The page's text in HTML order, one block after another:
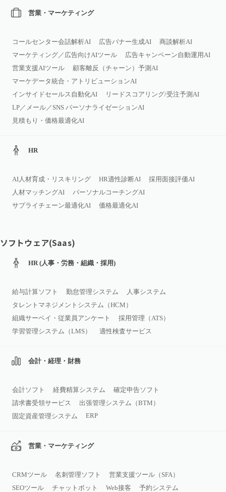
営業・マーケティング
コールセンター会話解析AI 広告バナー生成AI
商談解析AI
マーケティング／広告向けAIツール
広告キャンペーン自動運用AI
営業支援AIツール
顧客離反（チャーン）予測AI
マーケデータ統合・アトリビューションAI
インサイドセールス自動化AI
リードスコアリング/受注予測AI
LP／メール／SNS パーソナライゼーションAI
見積もり・価格最適化AI
HR
AI人材育成・リスキリング HR適性診断AI
採用面接評価AI
人材マッチングAI
パーソナルコーチングAI
サプライチェーン最適化AI
価格最適化AI
ソフトウェア(Saas)
HR (人事・労務・組織・採用)
給与計算ソフト 勤怠管理システム
人事システム
タレントマネジメントシステム（HCM）
組織サーベイ・従業員アンケート
採用管理（ATS）
学習管理システム（LMS）
適性検査サービス
会計・経理・財務
会計ソフト 経費精算システム
確定申告ソフト
請求書受領サービス
出張管理システム（BTM）
固定資産管理システム
ERP
営業・マーケティング
CRMツール 名刺管理ソフト
営業支援ツール（SFA）
SEOツール
チャットボット Web接客
予約システム